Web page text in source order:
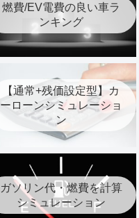
燃費/EV電費の良い車ラ
ンキング
【通常+残価設定型】カ
ーローンシミュレーショ
ン
ガソリン代・燃費を計算
シミュレーション